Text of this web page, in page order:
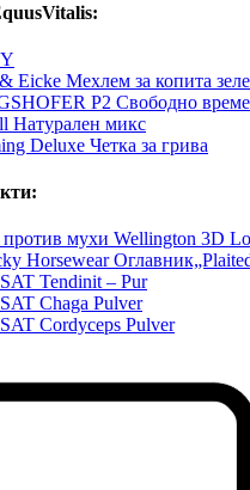
Eicke Мехлем за копита
P2 Свободно време
Натурален микс
Deluxe Четка за грива
мухи Wellington 3D
Horsewear
Tendinit – Pur
Chaga Pulver
Cordyceps Pulver